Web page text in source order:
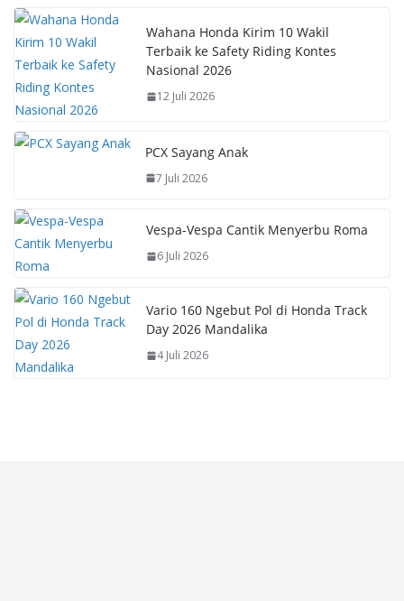
k p k
Wahana Honda Kirim 10 Wakil
Terbaik ke Safety Riding Kontes
Nasional 2026
12 Juli 2026
PCX Sayang Anak
7 Juli 2026
Vespa-Vespa Cantik Menyerbu Roma
6 Juli 2026
Vario 160 Ngebut Pol di Honda Track
Day 2026 Mandalika
4 Juli 2026